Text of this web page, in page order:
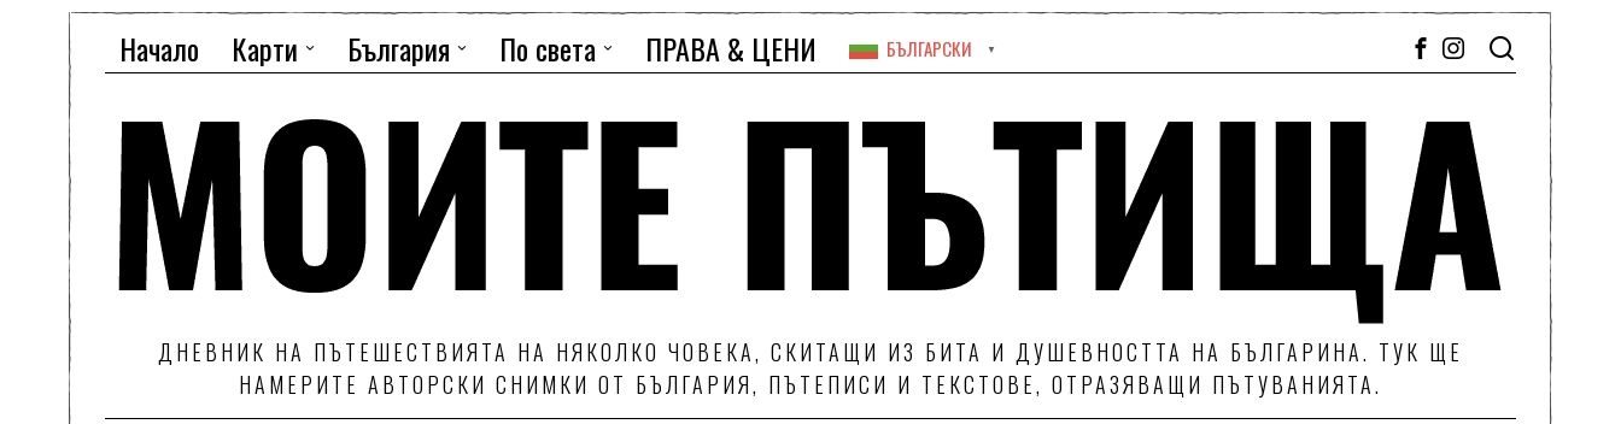
Начало Карти България По света ПРАВА & ЦЕНИ БЪЛГАРСКИ ▼
ДНЕВНИК НА ПЪТЕШЕСТВИЯТА НА НЯКОЛКО ЧОВЕКА, СКИТАЩИ ИЗ БИТА И ДУШЕВНОСТТА НА БЪЛГАРИНА. ТУК ЩЕ
НАМЕРИТЕ АВТОРСКИ СНИМКИ ОТ БЪЛГАРИЯ, ПЪТЕПИСИ И ТЕКСТОВЕ, ОТРАЗЯВАЩИ ПЪТУВАНИЯТА.